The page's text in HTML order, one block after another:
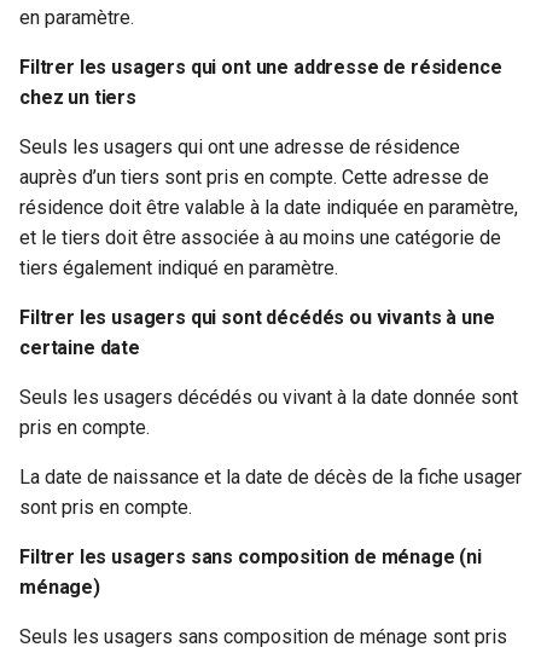
en paramètre.
Filtrer les usagers qui ont une addresse de résidence
chez un tiers
Seuls les usagers qui ont une adresse de résidence
auprès d’un tiers sont pris en compte. Cette adresse de
résidence doit être valable à la date indiquée en paramètre,
et le tiers doit être associée à au moins une catégorie de
tiers également indiqué en paramètre.
Filtrer les usagers qui sont décédés ou vivants à une
certaine date
Seuls les usagers décédés ou vivant à la date donnée sont
pris en compte.
La date de naissance et la date de décès de la fiche usager
sont pris en compte.
Filtrer les usagers sans composition de ménage (ni
ménage)
Seuls les usagers sans composition de ménage sont pris